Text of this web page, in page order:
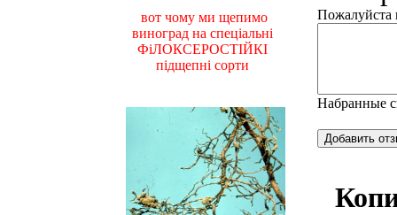
вот чому ми щепимо
виноград на спеціальні
ФіЛОКСЕРОСТІЙКІ
підщепні сорти
Пожалуйста
Набранные